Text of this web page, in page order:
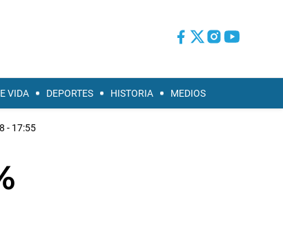
VIDA DEPORTES HISTORIA MEDIOS
- 17:55